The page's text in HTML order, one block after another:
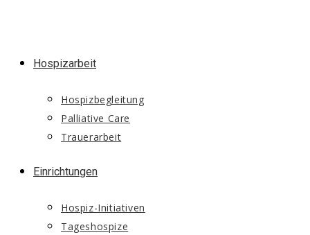
Hospizarbeit
Hospizbegleitung
Palliative Care
Trauerarbeit
Einrichtungen
Hospiz-Initiativen
Tageshospize